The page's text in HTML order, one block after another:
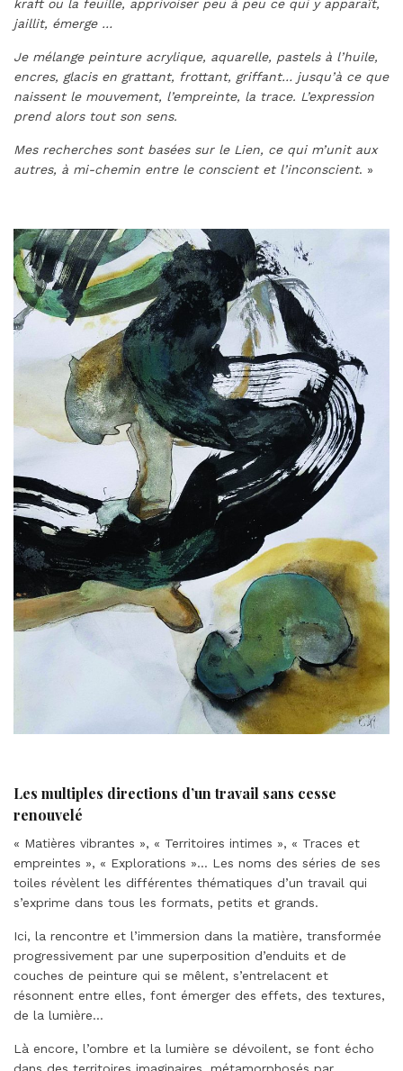
kraft ou la feuille, apprivoiser peu à peu ce qui y apparaît,
jaillit, émerge …
Je mélange peinture acrylique, aquarelle, pastels à l’huile,
encres, glacis en grattant, frottant, griffant… jusqu’à ce que
naissent le mouvement, l’empreinte, la trace. L’expression
prend alors tout son sens.
Mes recherches sont basées sur le Lien, ce qui m’unit aux
autres, à mi-chemin entre le conscient et l’inconscient. »
Les multiples directions d’un travail sans cesse
renouvelé
« Matières vibrantes », « Territoires intimes », « Traces et
empreintes », « Explorations »… Les noms des séries de ses
toiles révèlent les différentes thématiques d’un travail qui
s’exprime dans tous les formats, petits et grands.
Ici, la rencontre et l’immersion dans la matière, transformée
progressivement par une superposition d’enduits et de
couches de peinture qui se mêlent, s’entrelacent et
résonnent entre elles, font émerger des effets, des textures,
de la lumière…
Là encore, l’ombre et la lumière se dévoilent, se font écho
dans des territoires imaginaires, métamorphosés par